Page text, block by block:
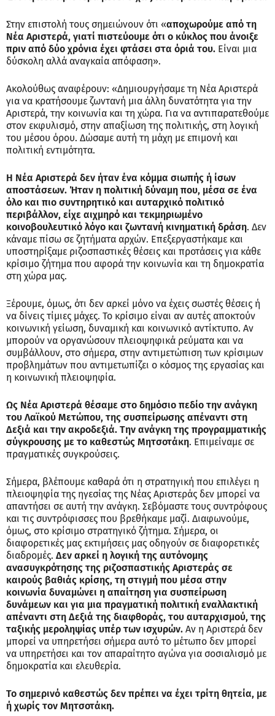
Στην επιστολή τους σημειώνουν ότι «αποχωρούμε από τη
Νέα Αριστερά, γιατί πιστεύουμε ότι ο κύκλος που άνοιξε
πριν από δύο χρόνια έχει φτάσει στα όριά του. Είναι μια
δύσκολη αλλά αναγκαία απόφαση».
Ακολούθως αναφέρουν: «Δημιουργήσαμε τη Νέα Αριστερά
για να κρατήσουμε ζωντανή μια άλλη δυνατότητα για την
Αριστερά, την κοινωνία και τη χώρα. Για να αντιπαρατεθούμε
στον εκφυλισμό, στην απαξίωση της πολιτικής, στη λογική
του μέσου όρου. Δώσαμε αυτή τη μάχη με επιμονή και
πολιτική εντιμότητα.
Η Νέα Αριστερά δεν ήταν ένα κόμμα σιωπής ή ίσων
αποστάσεων. Ήταν η πολιτική δύναμη που, μέσα σε ένα
όλο και πιο συντηρητικό και αυταρχικό πολιτικό
περιβάλλον, είχε αιχμηρό και τεκμηριωμένο
κοινοβουλευτικό λόγο και ζωντανή κινηματική δράση. Δεν
κάναμε πίσω σε ζητήματα αρχών. Επεξεργαστήκαμε και
υποστηρίξαμε ριζοσπαστικές θέσεις και προτάσεις για κάθε
κρίσιμο ζήτημα που αφορά την κοινωνία και τη δημοκρατία
στη χώρα μας.
Ξέρουμε, όμως, ότι δεν αρκεί μόνο να έχεις σωστές θέσεις ή
να δίνεις τίμιες μάχες. Το κρίσιμο είναι αν αυτές αποκτούν
κοινωνική γείωση, δυναμική και κοινωνικό αντίκτυπο. Αν
μπορούν να οργανώσουν πλειοψηφικά ρεύματα και να
συμβάλλουν, στο σήμερα, στην αντιμετώπιση των κρίσιμων
προβλημάτων που αντιμετωπίζει ο κόσμος της εργασίας και
η κοινωνική πλειοψηφία.
Ως Νέα Αριστερά θέσαμε στο δημόσιο πεδίο την ανάγκη
του Λαϊκού Μετώπου, της συσπείρωσης απέναντι στη
Δεξιά και την ακροδεξιά. Την ανάγκη της προγραμματικής
σύγκρουσης με το καθεστώς Μητσοτάκη. Επιμείναμε σε
πραγματικές συγκρούσεις.
Σήμερα, βλέπουμε καθαρά ότι η στρατηγική που επιλέγει η
πλειοψηφία της ηγεσίας της Νέας Αριστεράς δεν μπορεί να
απαντήσει σε αυτή την ανάγκη. Σεβόμαστε τους συντρόφους
και τις συντρόφισσες που βρεθήκαμε μαζί. Διαφωνούμε,
όμως, στο κρίσιμο στρατηγικό ζήτημα. Σήμερα, οι
διαφορετικές μας εκτιμήσεις μας οδηγούν σε διαφορετικές
διαδρομές. Δεν αρκεί η λογική της αυτόνομης
ανασυγκρότησης της ριζοσπαστικής Αριστεράς σε
καιρούς βαθιάς κρίσης, τη στιγμή που μέσα στην
κοινωνία δυναμώνει η απαίτηση για συσπείρωση
δυνάμεων και για μια πραγματική πολιτική εναλλακτική
απέναντι στη Δεξιά της διαφθοράς, του αυταρχισμού, της
ταξικής μεροληψίας υπέρ των ισχυρών. Αν η Αριστερά δεν
μπορεί να υπηρετήσει σήμερα αυτό το μέτωπο δεν μπορεί
να υπηρετήσει και τον απαραίτητο αγώνα για σοσιαλισμό με
δημοκρατία και ελευθερία.
Το σημερινό καθεστώς δεν πρέπει να έχει τρίτη θητεία, με
ή χωρίς τον Μητσοτάκη.